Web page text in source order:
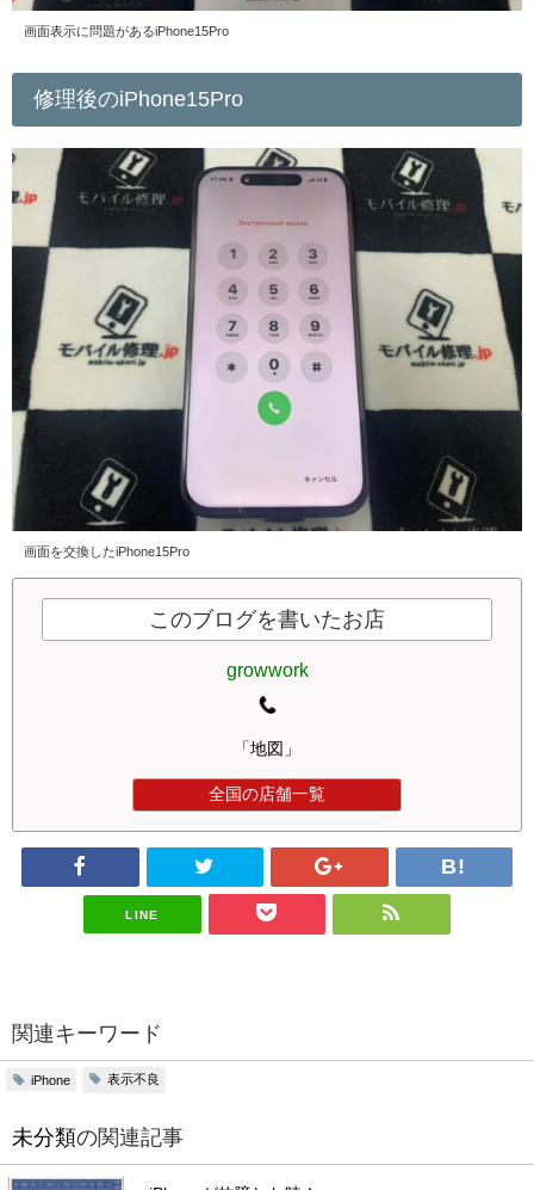
画面表示に問題があるiPhone15Pro
修理後のiPhone15Pro
画面を交換したiPhone15Pro
このブログを書いたお店
growwork
「地図」
全国の店舗一覧
LINE
関連キーワード
iPhone 表示不良
未分類の関連記事